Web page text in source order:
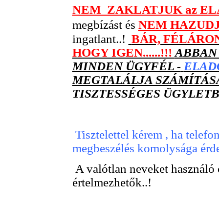
NEM ZAKLATJUK az
megbízást és NEM
ingatlant..! BÁR,
HOGY IGEN......!!! ABBAN
MINDEN ÜGYFÉL -
MEGTALÁLJA
TISZTESSÉGES
Tisztelettel kérem , ha
megbeszélés komolysága
A valótlan neveket
értelmezhetők..!